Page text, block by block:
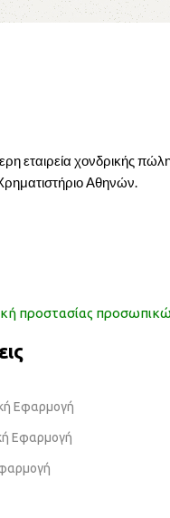
εταιρεία χονδρικής
Αθηνών.
προστασίας
Εφαρμογή
Εφαρμογή